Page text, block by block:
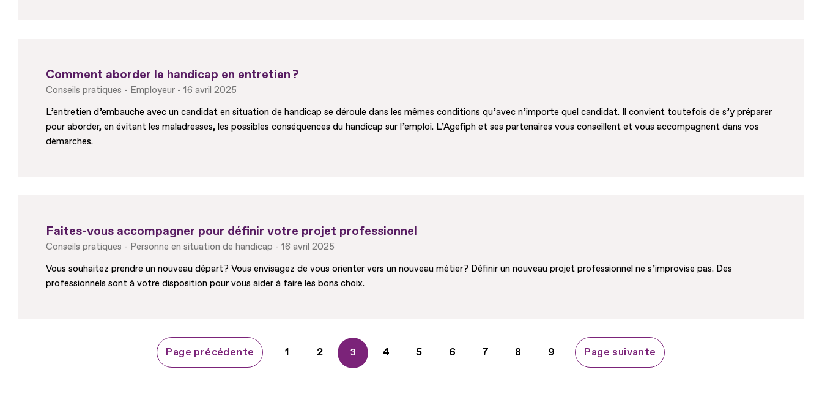
Comment aborder le handicap en entretien ?
Conseils pratiques Employeur
16 avril 2025
L’entretien d’embauche avec un candidat en situation de handicap se déroule dans les mêmes conditions qu’avec n’importe quel candidat. Il convient toutefois de s’y préparer
pour aborder, en évitant les maladresses, les possibles conséquences du handicap sur l’emploi. L’Agefiph et ses partenaires vous conseillent et vous accompagnent dans vos
démarches.
Faites-vous accompagner pour définir votre projet professionnel
Conseils pratiques Personne en situation de handicap
16 avril 2025
Vous souhaitez prendre un nouveau départ ? Vous envisagez de vous orienter vers un nouveau métier ? Définir un nouveau projet professionnel ne s’improvise pas. Des
professionnels sont à votre disposition pour vous aider à faire les bons choix.
Page précédente Page
1 Page
2 Page
3 Page
4 Page
5 Page
6 Page
7 Page
8 Page
9 Page suivante